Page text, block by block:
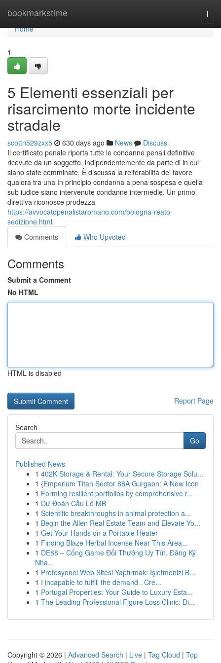
bookmarkstime
Home
Home
1
5 Elementi essenziali per
risarcimento morte incidente
stradale
scottn529zxx5 630 days ago News
Discuss
Il certificato penale riporta tutte le condanne penali definitive
ricevute da un soggetto, indipendentemente da parte di in cui
siano state comminate. È discussa la reiterabilità del favore
qualora tra una In principio condanna a pena sospesa e quella
sub iudice siano intervenute condanne intermedie. Un primo
direttiva riconosce prodezza
https://avvocatopenalistaromano.com/bologna-reato-
sedizione.html
Comments
Who Upvoted
Comments
Submit a Comment
No HTML
HTML is disabled
Report Page
Search
Go
Published News
1 402K Storage & Rental: Your Secure Storage Solu...
1 {Emperium Titan Sector 88A Gurgaon: A New Icon
1 Forming resilient portfolios by comprehensive r...
1 Dự Đoán Cầu Lô MB
1 Scientific breakthroughs in animal protection a...
1 Begin the Allen Real Estate Team and Elevate Yo...
1 Get Your Hands on a Portable Heater
1 Finding Blaze Herbal Incense Near This Area...
1 DE88 – Cổng Game Đổi Thưởng Uy Tín, Đăng Ký
Nha...
1 Profesyonel Web Sitesi Yaptırmak: İşletmenizi B...
1 I incapable to fulfill the demand . Cre...
1 Portugal Properties: Your Guide to Luxury Esta...
1 The Leading Professional Figure Loss Clinic: Di...
Copyright © 2026 | Advanced Search | Live | Tag Cloud | Top